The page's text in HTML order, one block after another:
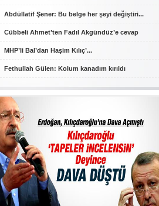
Abdüllatif Şener: Bu belge her şeyi değiştiri...
Cübbeli Ahmet’ten Fadıl Akgündüz’e cevap
MHP’li Bal’dan Haşim Kılıç’...
Fethullah Gülen: Kolum kanadım kırıldı